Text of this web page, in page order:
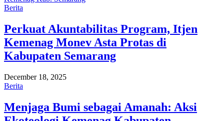
Berita
Perkuat Akuntabilitas Program, Itjen
Kemenag Monev Asta Protas di
Kabupaten Semarang
December 18, 2025
Berita
Menjaga Bumi sebagai Amanah: Aksi